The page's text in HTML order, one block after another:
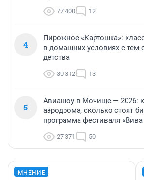
77 400 12
4
Пирожное «Картошка»:
в домашних условиях с тем
детства
30 312 13
5
Авиашоу в Мочище — 2026:
аэродрома, сколько стоят
программа фестиваля
27 371 50
МНЕНИЕ